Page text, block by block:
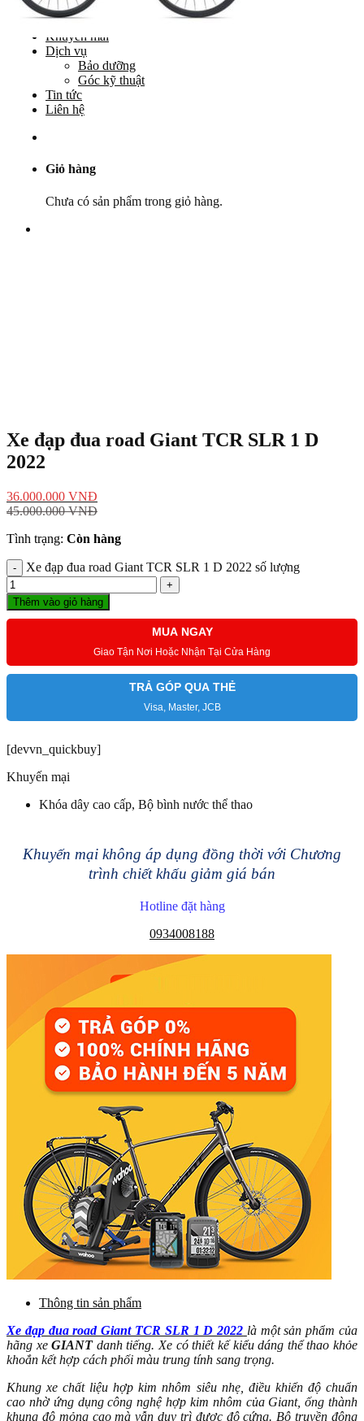
Phụ tùng khác
Khuyến mãi
Dịch vụ
Bảo dưỡng
Góc kỹ thuật
Tin tức
Liên hệ
Giỏ hàng
Chưa có sản phẩm trong giỏ hàng.
Xe đạp đua road Giant TCR SLR 1 D
2022
36.000.000 VNĐ
45.000.000VNĐ
Tình trạng: Còn hàng
Xe đạp đua road Giant TCR SLR 1 D 2022 số lượng
Thêm vào giỏ hàng
MUA NGAY
Giao Tận Nơi Hoặc Nhận Tại Cửa Hàng
TRẢ GÓP QUA THẺ
Visa, Master, JCB
[devvn_quickbuy]
Khuyến mại
Khóa dây cao cấp, Bộ bình nước thể thao
Khuyến mại không áp dụng đồng thời với Chương
trình chiết khấu giảm giá bán
Hotline đặt hàng
0934008188
Thông tin sản phẩm
Xe đạp đua road Giant TCR SLR 1 D 2022 là một sản phẩm của
hãng xeGIANTdanh tiếng. Xe có thiết kế kiểu dáng thể thao khỏe
khoắn kết hợp cách phối màu trung tính sang trọng.
Khung xe chất liệu hợp kim nhôm siêu nhẹ, điều khiển độ chuẩn
cao nhờ ứng dụng công nghệ hợp kim nhôm của Giant, ống thành
khung độ mỏng cao mà vẫn duy trì được độ cứng. Bộ truyền động